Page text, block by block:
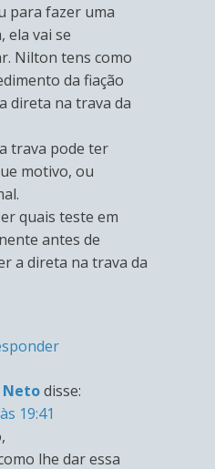
para fazer uma
ela vai se
Nilton tens como
da fiação
direta na trava da
trava pode ter
motivo, ou
quais teste em
antes de
a direta na trava da
disse:
19:41
lhe dar essa